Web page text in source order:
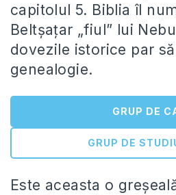
capitolul 5. Biblia îl
Beltșațar „fiul” lui
dovezile istorice par
genealogie.
GRUP DE
GRUP DE
Este aceasta o